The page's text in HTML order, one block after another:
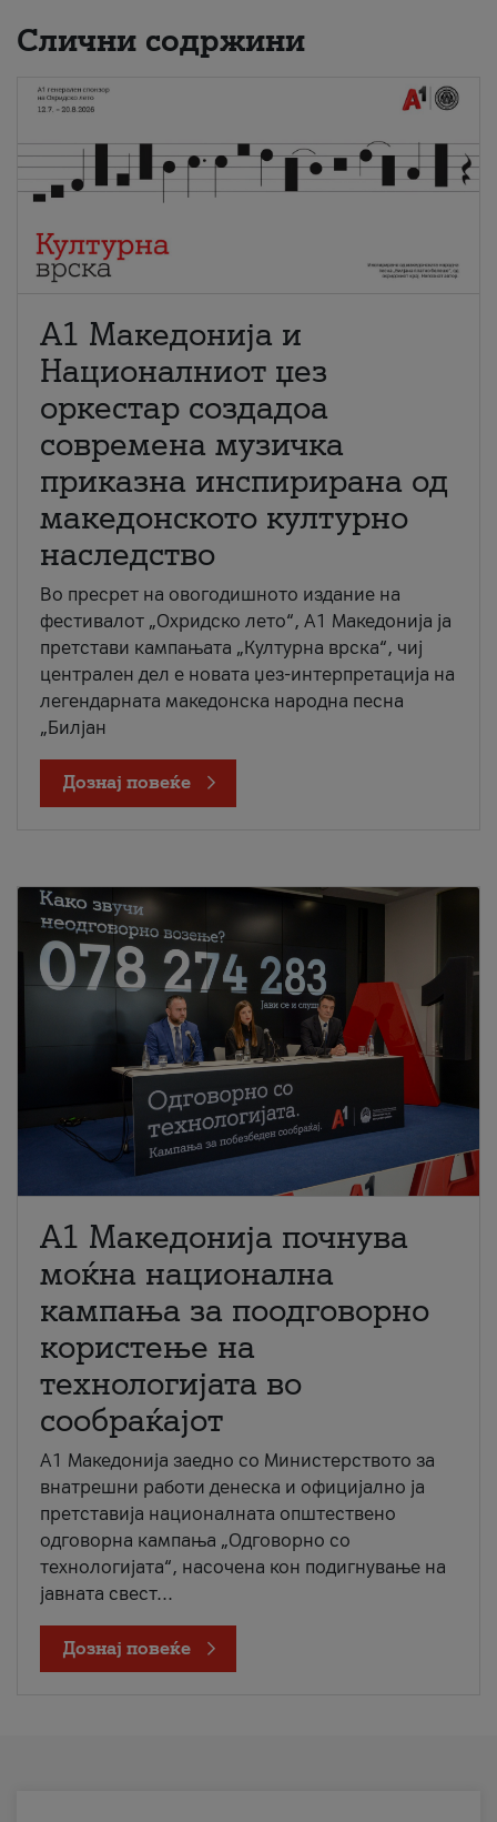
Слични содржини
А1 Македонија и
Националниот џез
оркестар создадоа
современа музичка
приказна инспирирана од
македонското културно
наследство
Во пресрет на овогодишното издание на
фестивалот „Охридско лето“, А1 Македонија ја
претстави кампањата „Културна врска“, чиј
централен дел е новата џез-интерпретација на
легендарната македонска народна песна
„Билјан
Дознај повеќе
A1 Македонија почнува
моќна национална
кампања за поодговорно
користење на
технологијата во
сообраќајот
A1 Македонија заедно со Министерството за
внатрешни работи денеска и официјално ја
претставија националната општествено
одговорна кампања „Одговорно со
технологијата“, насочена кон подигнување на
јавната свест...
Дознај повеќе